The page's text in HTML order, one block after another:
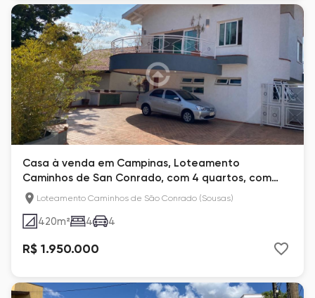
Casa à venda em Campinas, Loteamento
Caminhos de San Conrado, com 4 quartos, com
420 m², San Conrado
Loteamento Caminhos de São Conrado (Sousas)
420m² 4 4
R$ 1.950.000